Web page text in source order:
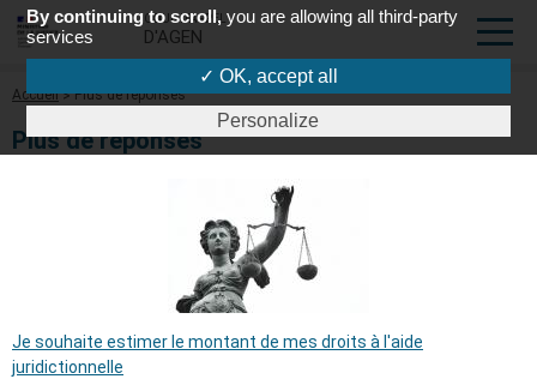
COUR D'APPEL
D'AGEN
Fil
Accueil Plus de réponses
Plus de réponses
Je souhaite estimer le montant de mes droits à l'aide
juridictionnelle
By continuing to scroll, you are allowing all third-party
services
✓ OK, accept all
Personalize